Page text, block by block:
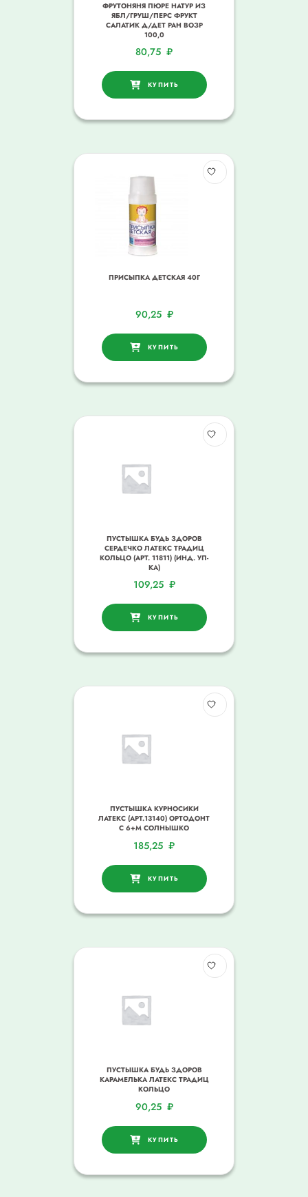
ФРУТОНЯНЯ ПЮРЕ НАТУР ИЗ
ЯБЛ/ГРУШ/ПЕРС ФРУКТ
САЛАТИК Д/ДЕТ РАН ВОЗР
100,0
80,75 ₽
КУПИТЬ
ПРИСЫПКА ДЕТСКАЯ 40Г
90,25 ₽
КУПИТЬ
ПУСТЫШКА БУДЬ ЗДОРОВ
СЕРДЕЧКО ЛАТЕКС ТРАДИЦ
КОЛЬЦО (АРТ. 11811) (ИНД. УП-
КА)
109,25 ₽
КУПИТЬ
ПУСТЫШКА КУРНОСИКИ
ЛАТЕКС (АРТ.13140) ОРТОДОНТ
С 6+М СОЛНЫШКО
185,25 ₽
КУПИТЬ
ПУСТЫШКА БУДЬ ЗДОРОВ
КАРАМЕЛЬКА ЛАТЕКС ТРАДИЦ
КОЛЬЦО
90,25 ₽
КУПИТЬ